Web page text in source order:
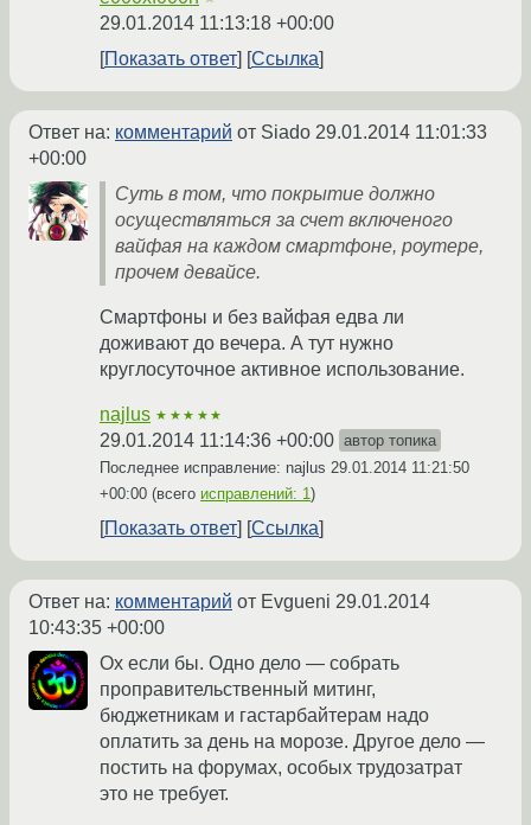
29.01.2014 11:13:18 +00:00
Показать ответ
Ссылка
Ответ на: комментарий от Siado 29.01.2014 11:01:33
+00:00
Суть в том, что покрытие должно
осуществляться за счет включеного
вайфая на каждом смартфоне, роутере,
прочем девайсе.
Смартфоны и без вайфая едва ли
доживают до вечера. А тут нужно
круглосуточное активное использование.
najlus ★★★★★
29.01.2014 11:14:36 +00:00 автор топика
Последнее исправление: najlus 29.01.2014 11:21:50
+00:00 (всего исправлений: 1)
Показать ответ Ссылка
Ответ на: комментарий от Evgueni 29.01.2014
10:43:35 +00:00
Ох если бы. Одно дело — собрать
проправительственный митинг,
бюджетникам и гастарбайтерам надо
оплатить за день на морозе. Другое дело —
постить на форумах, особых трудозатрат
это не требует.